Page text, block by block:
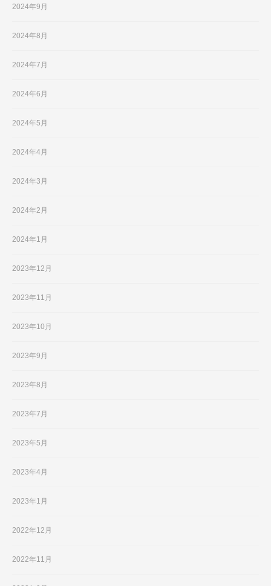
2024年9月
2024年8月
2024年7月
2024年6月
2024年5月
2024年4月
2024年3月
2024年2月
2024年1月
2023年12月
2023年11月
2023年10月
2023年9月
2023年8月
2023年7月
2023年5月
2023年4月
2023年1月
2022年12月
2022年11月